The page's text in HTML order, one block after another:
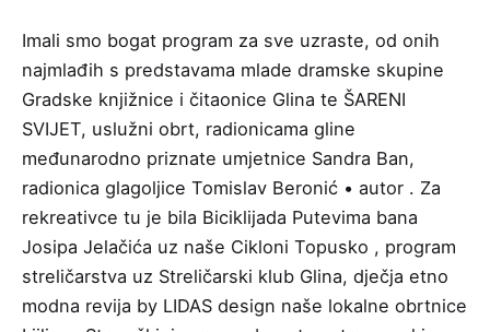
Imali smo bogat program za sve uzraste, od onih
najmlađih s predstavama mlade dramske skupine
Gradske knjižnice i čitaonice Glina te ŠARENI
SVIJET, uslužni obrt, radionicama gline
međunarodno priznate umjetnice Sandra Ban,
radionica glagoljice Tomislav Beronić • autor . Za
rekreativce tu je bila Biciklijada Putevima bana
Josipa Jelačića uz naše Cikloni Topusko , program
streličarstva uz Streličarski klub Glina, dječja etno
modna revija by LIDAS design naše lokalne obrtnice